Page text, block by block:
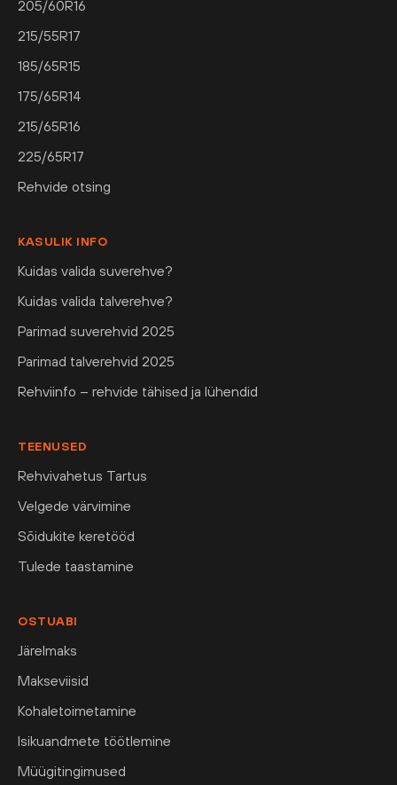
205/60R16
215/55R17
185/65R15
175/65R14
215/65R16
225/65R17
Rehvide otsing
KASULIK INFO
Kuidas valida suverehve?
Kuidas valida talverehve?
Parimad suverehvid 2025
Parimad talverehvid 2025
Rehviinfo – rehvide tähised ja lühendid
TEENUSED
Rehvivahetus Tartus
Velgede värvimine
Sõidukite keretööd
Tulede taastamine
OSTUABI
Järelmaks
Makseviisid
Kohaletoimetamine
Isikuandmete töötlemine
Müügitingimused